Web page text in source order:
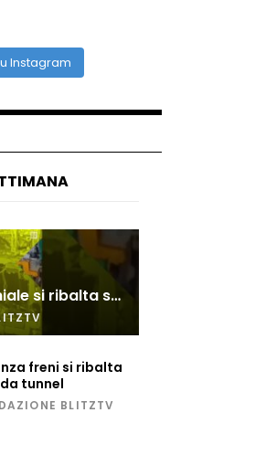
arriva il cambio
cabina elettrica
crolla per un
Instagram
Carro cerimoniale si ribalta sulla folla
freni si ribalta
tunnel
BLITZTV